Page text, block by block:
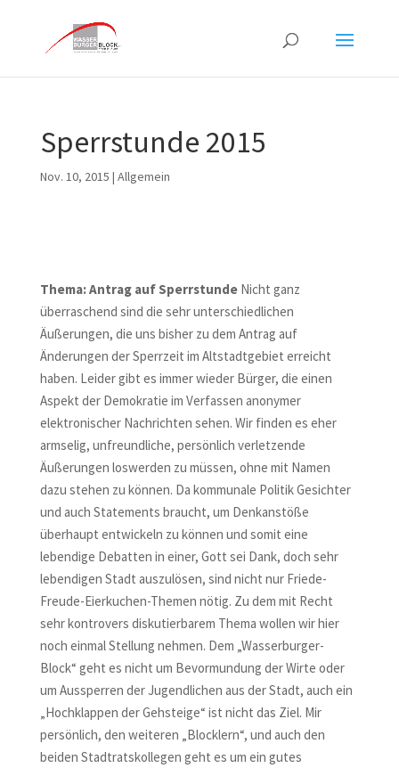
Sperrstunde 2015
Nov. 10, 2015 | Allgemein
Thema: Antrag auf SperrstundeNicht ganz
überraschend sind die sehr unterschiedlichen
Äußerungen, die uns bisher zu dem Antrag auf
Änderungen der Sperrzeit im Altstadtgebiet erreicht
haben. Leider gibt es immer wieder Bürger, die einen
Aspekt der Demokratie im Verfassen anonymer
elektronischer Nachrichten sehen. Wir finden es eher
armselig, unfreundliche, persönlich verletzende
Äußerungen loswerden zu müssen, ohne mit Namen
dazu stehen zu können. Da kommunale Politik Gesichter
und auch Statements braucht, um Denkanstöße
überhaupt entwickeln zu können und somit eine
lebendige Debatten in einer, Gott sei Dank, doch sehr
lebendigen Stadt auszulösen, sind nicht nur Friede-
Freude-Eierkuchen-Themen nötig. Zu dem mit Recht
sehr kontrovers diskutierbarem Thema wollen wir hier
noch einmal Stellung nehmen. Dem „Wasserburger-
Block“ geht es nicht um Bevormundung der Wirte oder
um Aussperren der Jugendlichen aus der Stadt, auch ein
„Hochklappen der Gehsteige“ ist nicht das Ziel. Mir
persönlich, den weiteren „Blocklern“, und auch den
beiden Stadtratskollegen geht es um ein gutes